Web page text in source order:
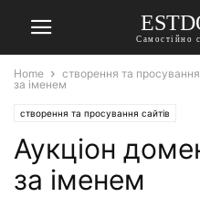
Самостійно
Home створення та просування
за іменем
створення та просування сайтів
Аукціон
за іменем